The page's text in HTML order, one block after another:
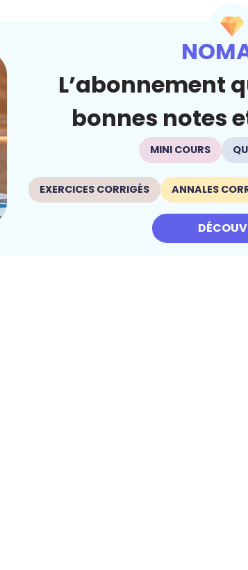
L’abonnement
bonnes notes
MINI COURS
EXERCICES CORRIGÉS ANNALES